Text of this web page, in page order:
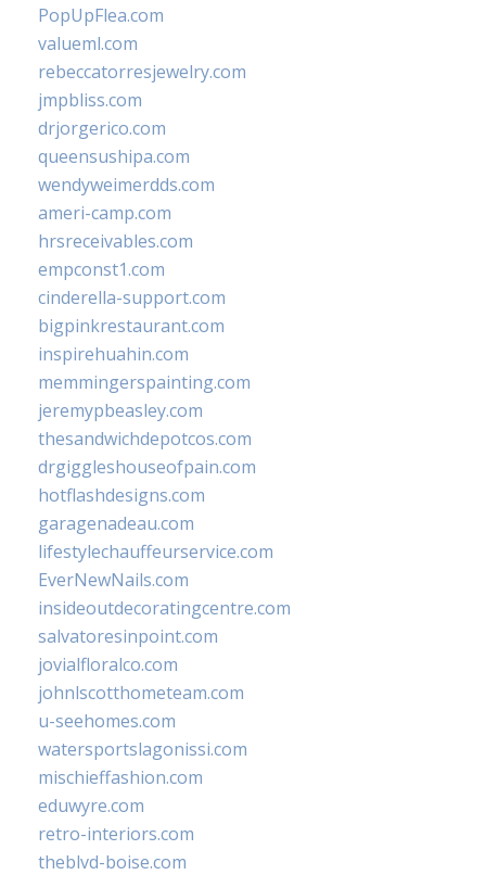
PopUpFlea.com
valueml.com
rebeccatorresjewelry.com
jmpbliss.com
drjorgerico.com
queensushipa.com
wendyweimerdds.com
ameri-camp.com
hrsreceivables.com
empconst1.com
cinderella-support.com
bigpinkrestaurant.com
inspirehuahin.com
memmingerspainting.com
jeremypbeasley.com
thesandwichdepotcos.com
drgiggleshouseofpain.com
hotflashdesigns.com
garagenadeau.com
lifestylechauffeurservice.com
EverNewNails.com
insideoutdecoratingcentre.com
salvatoresinpoint.com
jovialfloralco.com
johnlscotthometeam.com
u-seehomes.com
watersportslagonissi.com
mischieffashion.com
eduwyre.com
retro-interiors.com
theblvd-boise.com